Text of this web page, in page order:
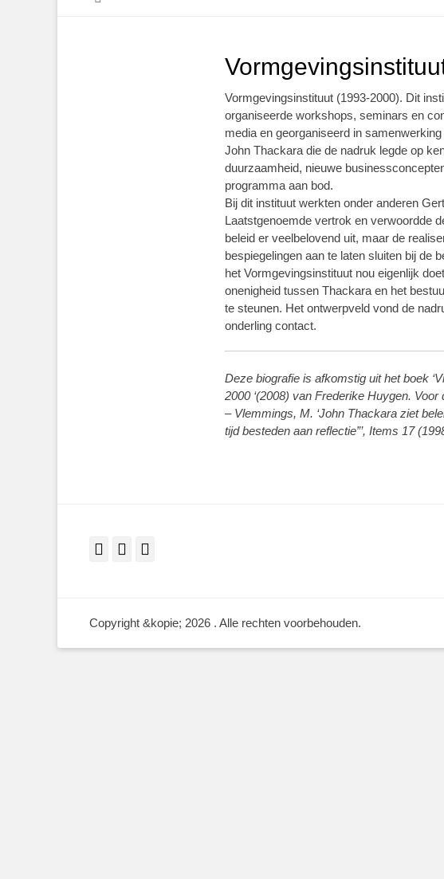
Vormgevingsinstituut (1993-2000). Dit
organiseerde workshops, seminars en
media en georganiseerd in
John Thackara die de nadruk legde op
duurzaamheid, nieuwe
programma aan bod.
Bij dit instituut werkten onder anderen
Laatstgenoemde vertrok en verwoordde
beleid er veelbelovend uit, maar de
bespiegelingen aan te laten sluiten bij de
het Vormgevingsinstituut nou eigenlijk
onenigheid tussen Thackara en het
te steunen. Het ontwerpveld vond de
onderling contact.
Deze biografie is afkomstig uit het boek
2000 ‘(2008) van Frederike Huygen.
– Vlemmings, M. ‘John Thackara ziet
tijd besteden aan reflectie”’, Items 17
Facebook
Twitter
Copyright &kopie; 2026 . Alle rechten voorbehouden.